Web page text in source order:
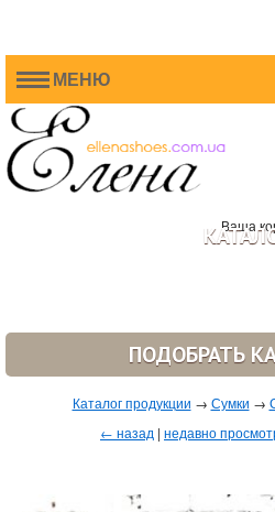
МЕНЮ
Ваша
ПОДОБРАТЬ
Каталог продукции → Сумки →
← назад | недавно